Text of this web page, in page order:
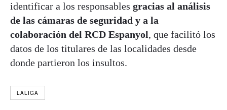
identificar a los responsables gracias al análisis
de las cámaras de seguridad y a la
colaboración del RCD Espanyol, que facilitó los
datos de los titulares de las localidades desde
donde partieron los insultos.
LALIGA